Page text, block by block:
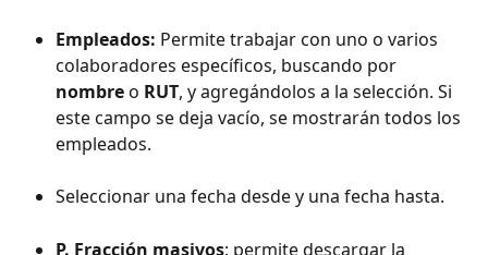
Empleados: Permite trabajar con uno o varios
colaboradores específicos, buscando por
nombre o RUT, y agregándolos a la selección. Si
este campo se deja vacío, se mostrarán todos los
empleados.
Seleccionar una fecha desde y una fecha hasta.
P. Fracción masivos: permite descargar la